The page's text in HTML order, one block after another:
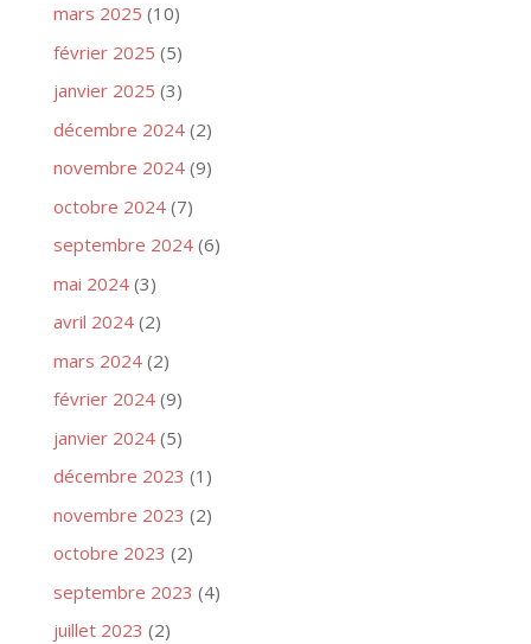
mars 2025 (10)
février 2025 (5)
janvier 2025 (3)
décembre 2024(2)
novembre 2024(9)
octobre 2024(7)
septembre 2024(6)
mai 2024(3)
avril 2024(2)
mars 2024(2)
février 2024(9)
janvier 2024(5)
décembre 2023 (1)
novembre 2023 (2)
octobre 2023 (2)
septembre 2023 (4)
juillet 2023 (2)